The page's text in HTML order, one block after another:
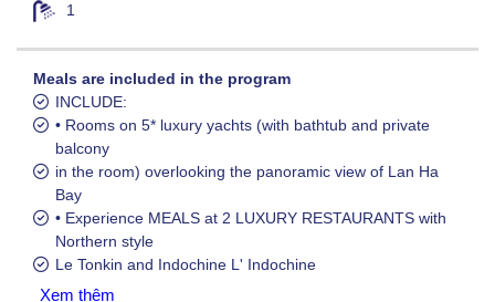
1
Meals are included in the program
INCLUDE:
• Rooms on 5* luxury yachts (with bathtub and private
balcony
in the room) overlooking the panoramic view of Lan Ha
Bay
• Experience MEALS at 2 LUXURY RESTAURANTS with
Northern style
Le Tonkin and Indochine L' Indochine
Xem thêm